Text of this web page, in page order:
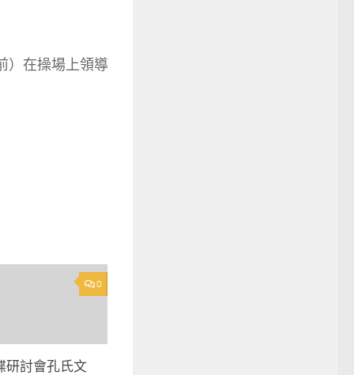
）在操場上領導
0
研討會孔氏文